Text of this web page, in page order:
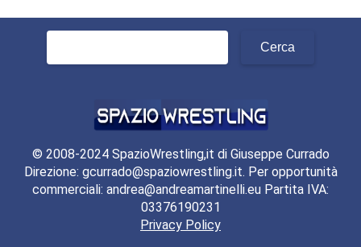
© 2008-2024 SpazioWrestling,it di Giuseppe Currado
Direzione: gcurrado@spaziowrestling.it. Per opportunità
commerciali: andrea@andreamartinelli.eu Partita IVA:
03376190231
Privacy Policy